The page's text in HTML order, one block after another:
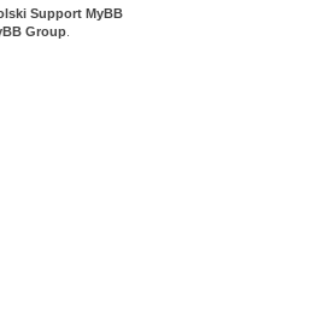
Support MyBB
Group